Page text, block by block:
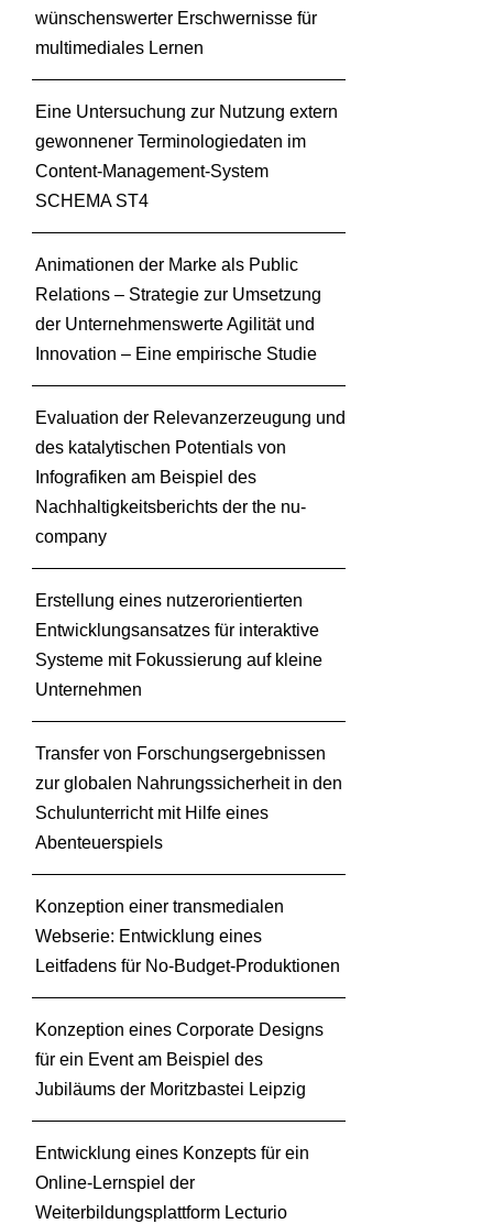
wünschenswerter Erschwernisse für
multimediales Lernen
Eine Untersuchung zur Nutzung extern
gewonnener Terminologiedaten im
Content-Management-System
SCHEMA ST4
Animationen der Marke als Public
Relations – Strategie zur Umsetzung
der Unternehmenswerte Agilität und
Innovation – Eine empirische Studie
Evaluation der Relevanzerzeugung und
des katalytischen Potentials von
Infografiken am Beispiel des
Nachhaltigkeitsberichts der the nu-
company
Erstellung eines nutzerorientierten
Entwicklungsansatzes für interaktive
Systeme mit Fokussierung auf kleine
Unternehmen
Transfer von Forschungsergebnissen
zur globalen Nahrungssicherheit in den
Schulunterricht mit Hilfe eines
Abenteuerspiels
Konzeption einer transmedialen
Webserie: Entwicklung eines
Leitfadens für No-Budget-Produktionen
Konzeption eines Corporate Designs
für ein Event am Beispiel des
Jubiläums der Moritzbastei Leipzig
Entwicklung eines Konzepts für ein
Online-Lernspiel der
Weiterbildungsplattform Lecturio